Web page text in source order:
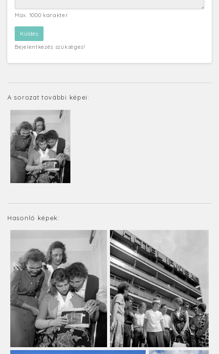
Max. 1000 karakter
Bejelentkezés szükséges!
A sorozat további képei:
Hasonló képek: